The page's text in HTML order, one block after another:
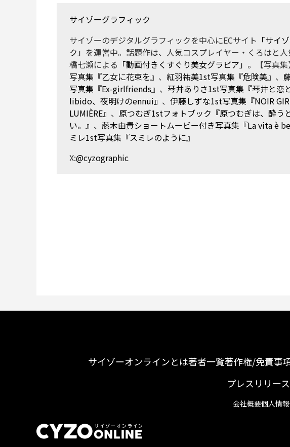
サイゾーグラフィック
サイゾーのデジタルグラフィックを中心にECサイト 「サイ
ク」 を運営中。話題作は、人気コスプレイヤー・くろはと
橋七瀬による 「動画付きくすぐり美女グラビア」 。【写真集
写真集『乙女に花束を』 、 紅羽祐美1st写真集『危険美』 、
写真集『Ex-girlfriends』 、 琴井ありさ1st写真集『琴井と恋
libido、夜明けのennui』 、 伊藤しずな1st写真集『NOIR
LUMIÈRE』 、 原つむぎ1stフォトブック『原つむぎは、酔う
い。』 、 藤木由貴ショートムービー付き写真集『La vita è
ミレ1st写真集『スミレのように』
X:@cyzographic
サイゾーオンラインとは著者一覧著作権/免責事
プレスリリー
会社概要個人情